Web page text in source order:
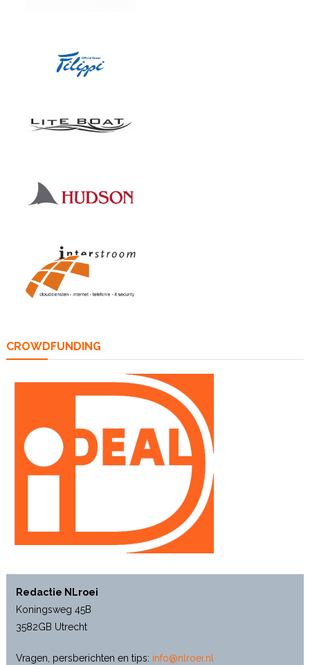
CROWDFUNDING
Redactie NLroei
Koningsweg 45B
3582GB Utrecht
Vragen, persberichten en tips: info@nlroei.nl